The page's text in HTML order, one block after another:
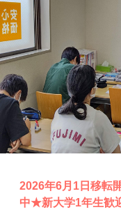
2026年6月1日移転
中★新大学1年生歓